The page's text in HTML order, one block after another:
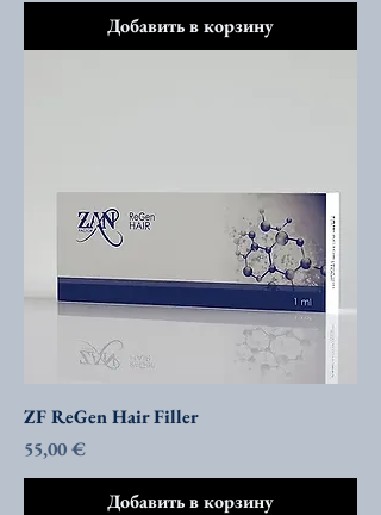
Добавить в корзину
ZF ReGen Hair Filler
Цена
55,00 €
Добавить в корзину